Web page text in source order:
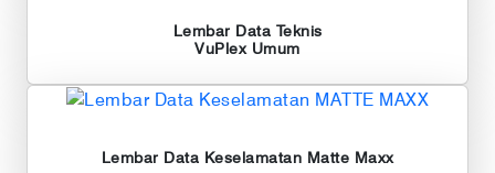
Lembar Data Teknis
VuPlex Umum
Lembar Data Keselamatan Matte Maxx